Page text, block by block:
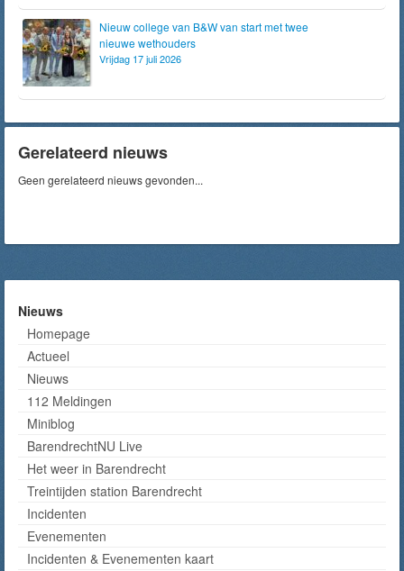
Nieuw college van B&W van start met twee
nieuwe wethouders
Vrijdag 17 juli 2026
Gerelateerd nieuws
Geen gerelateerd nieuws gevonden...
Nieuws
Homepage
Actueel
Nieuws
112 Meldingen
Miniblog
BarendrechtNU Live
Het weer in Barendrecht
Treintijden station Barendrecht
Incidenten
Evenementen
Incidenten & Evenementen kaart